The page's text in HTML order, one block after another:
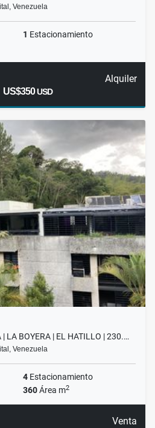
Venezuela
1 Estacionamiento
Alquiler
US$350USD
| LA BOYERA | EL HATILLO | 230.…
Venezuela
4 Estacionamiento
360Área m2
Venta